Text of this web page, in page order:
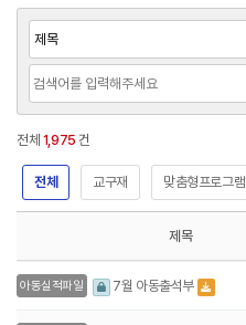
전체 1,975 건
전체 교구재 맞춤형프로그램
제목
아동실적파일 7월 아동출석부